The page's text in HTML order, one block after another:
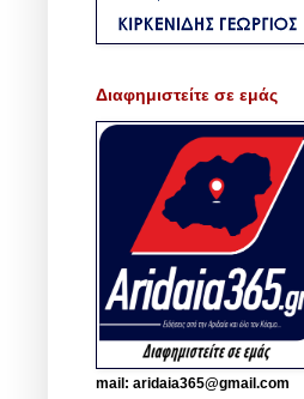
Διαφημιστείτε σε εμάς
mail: aridaia365@gmail.com